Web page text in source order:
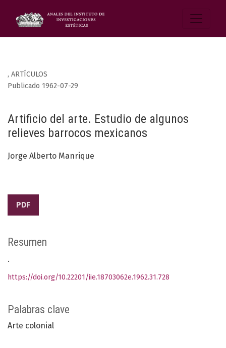
, ARTÍCULOS
Artificio del arte. Estudio de algunos
relieves barrocos mexicanos
Publicado 1962-07-29
Jorge Alberto Manrique
PDF
Palabras clave
Arte colonial
Resumen
.
https://doi.org/10.22201/iie.18703062e.1962.31.728